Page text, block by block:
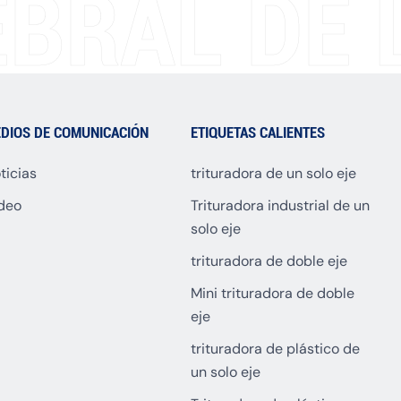
ETIQUETAS CALIENTES
trituradora de un solo eje
Trituradora industrial de un
solo eje
trituradora de doble eje
Mini trituradora de doble
eje
trituradora de plástico de
un solo eje
DE COMUNICACIÓN